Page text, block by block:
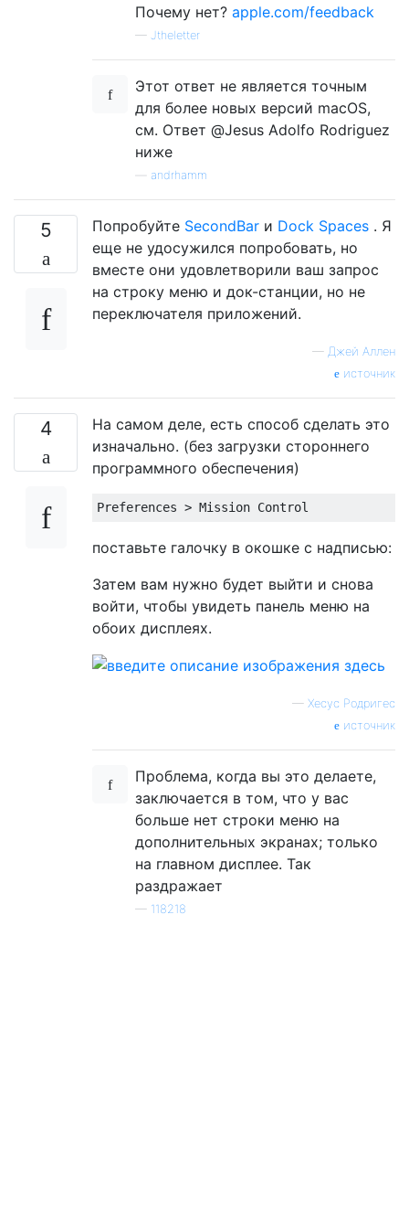
Почему нет? apple.com/feedback
— Jtheletter
Этот ответ не является точным
для более новых версий macOS,
см. Ответ @Jesus Adolfo Rodriguez
ниже
andrhamm
5 Попробуйте SecondBar и Dock Spaces . Я
еще не удосужился попробовать, но
вместе они удовлетворили ваш запрос
на строку меню и док-станции, но не
переключателя приложений.
— Джей Аллен
источник
4
На самом деле, есть способ сделать это
изначально. (без загрузки стороннего
программного обеспечения)
поставьте галочку в окошке с надписью:
Затем вам нужно будет выйти и снова
войти, чтобы увидеть панель меню на
обоих дисплеях.
— Хесус Родригес
источник
Проблема, когда вы это делаете,
заключается в том, что у вас
больше нет строки меню на
дополнительных экранах; только
на главном дисплее. Так
раздражает
— 118218